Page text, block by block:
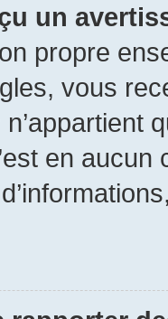
un
propre
vous
en